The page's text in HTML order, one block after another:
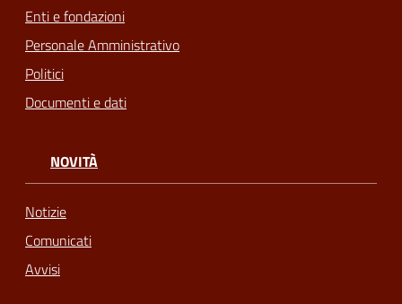
Enti e fondazioni
Personale Amministrativo
Politici
Documenti e dati
NOVITÀ
Notizie
Comunicati
Avvisi